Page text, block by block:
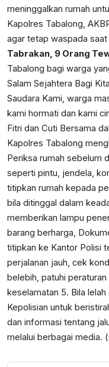
meninggalkan rumah
Kapolres Tabalong,
agar tetap waspada
Tabrakan, 9 Orang
Tabalong bagi warga
Salam Sejahtera Bagi
Saudara Kami, warga
kami hormati dan kami
Fitri dan Cuti Bersama
Kapolres Tabalong
Periksa rumah sebelum
seperti pintu, jendela,
titipkan rumah kepada
bila ditinggal dalam
memberikan lampu
barang berharga,
titipkan ke Kantor Polisi
perjalanan jauh, cek
belebih, patuhi
keselamatan 5. Bila
Kepolisian untuk
dan informasi tentang
melalui berbagai media.